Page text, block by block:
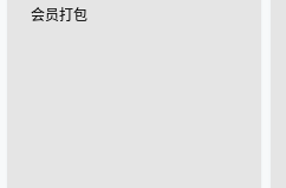
会员打包